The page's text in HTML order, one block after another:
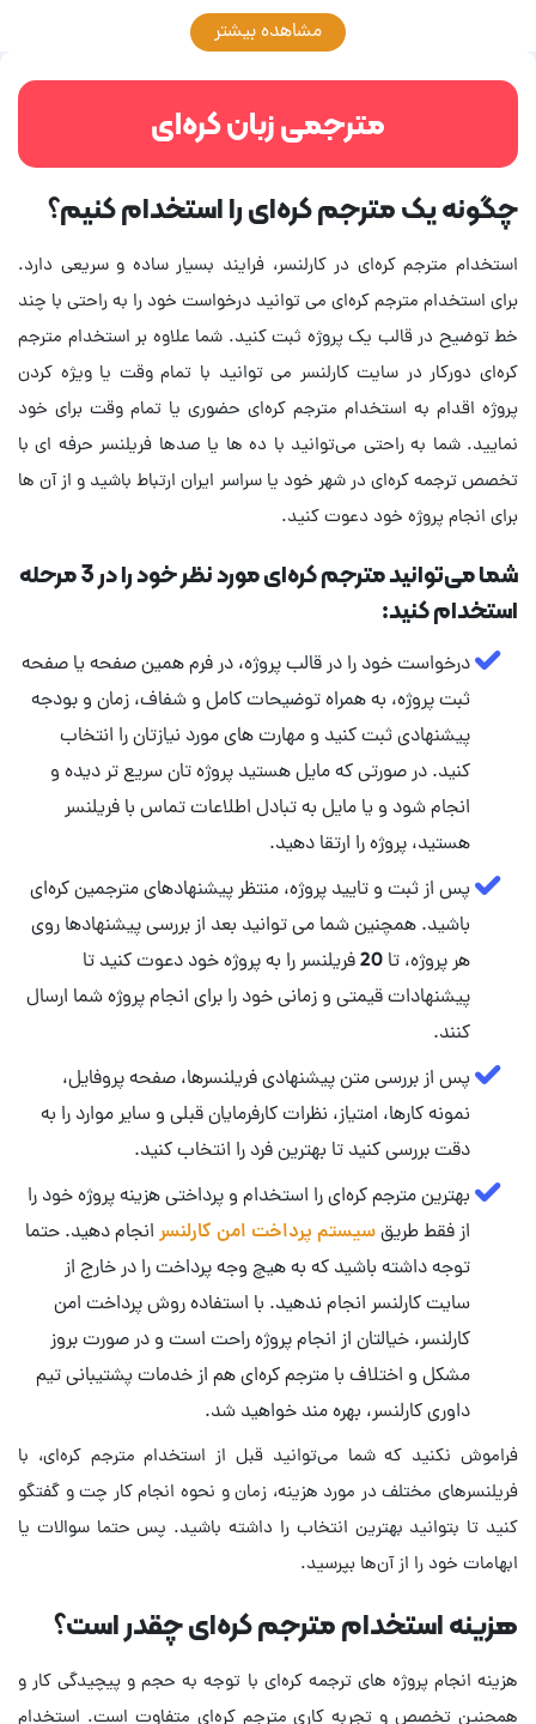
مشاهده بیشتر
مترجمی زبان کره‌ای
چگونه یک مترجم کره‌ای را استخدام کنیم؟
استخدام مترجم کره‌ای در کارلنسر، فرایند بسیار ساده و سریعی دارد.
برای استخدام مترجم کره‌ای می توانید درخواست خود را به راحتی با چند
خط توضیح در قالب یک پروژه ثبت کنید. شما علاوه بر استخدام مترجم
کره‌ای دورکار در سایت کارلنسر می توانید با تمام وقت یا ویژه کردن
پروژه اقدام به استخدام مترجم کره‌ای حضوری یا تمام وقت برای خود
نمایید. شما به راحتی می‌توانید با ده ها یا صدها فریلنسر حرفه ای با
تخصص ترجمه کره‌ای در شهر خود یا سراسر ایران ارتباط باشید و از آن ها
برای انجام پروژه خود دعوت کنید.
شما می‌توانید مترجم کره‌ای مورد نظر خود را در 3 مرحله
استخدام کنید:
درخواست خود را در قالب پروژه، در فرم همین صفحه یا صفحه
ثبت پروژه، به همراه توضیحات کامل و شفاف، زمان و بودجه
پیشنهادی ثبت کنید و مهارت‌ های مورد نیازتان را انتخاب
کنید. در صورتی که مایل هستید پروژه تان سریع تر دیده و
انجام شود و یا مایل به تبادل اطلاعات تماس با فریلنسر
هستید، پروژه را ارتقا دهید.
پس از ثبت و تایید پروژه، منتظر پیشنهادهای مترجمین کره‌ای
باشید. همچنین شما می توانید بعد از بررسی پیشنهادها روی
هر پروژه، تا 20 فریلنسر را به پروژه خود دعوت کنید تا
پیشنهادات قیمتی و زمانی خود را برای انجام پروژه شما ارسال
کنند.
پس از بررسی متن پیشنهادی فریلنسرها، صفحه پروفایل،
نمونه کارها، امتیاز، نظرات کارفرمایان قبلی و سایر موارد را به
دقت بررسی کنید تا بهترین فرد را انتخاب کنید.
بهترین مترجم کره‌ای را استخدام و پرداختی هزینه پروژه خود را
از فقط طریقسیستم پرداخت امن کارلنسر انجام دهید. حتما
توجه داشته باشید که به هیچ وجه پرداخت را در خارج از
سایت کارلنسر انجام ندهید. با استفاده روش پرداخت امن
کارلنسر، خیالتان از انجام پروژه راحت است و در صورت بروز
مشکل و اختلاف با مترجم کره‌ای هم از خدمات پشتیبانی تیم
داوری کارلنسر، بهره مند خواهید شد.
فراموش نکنید که شما می‌توانید قبل از استخدام مترجم کره‌ای، با
فریلنسرهای مختلف در مورد هزینه، زمان و نحوه انجام کار چت و گفتگو
کنید تا بتوانید بهترین انتخاب را داشته باشید. پس حتما سوالات یا
ابهامات خود را از آن‌ها بپرسید.
هزینه استخدام مترجم کره‌ای چقدر است؟
هزینه انجام پروژه های ترجمه کره‌ای با توجه به حجم و پیچیدگی کار و